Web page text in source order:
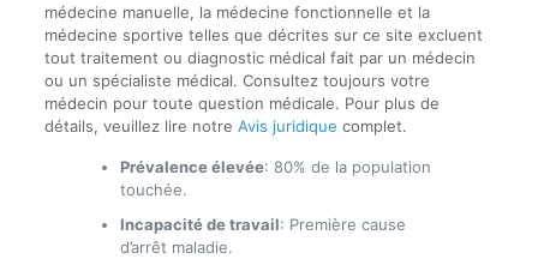
médecine manuelle, la médecine fonctionnelle et la
médecine sportive telles que décrites sur ce site excluent
tout traitement ou diagnostic médical fait par un médecin
ou un spécialiste médical. Consultez toujours votre
médecin pour toute question médicale. Pour plus de
détails, veuillez lire notre Avis juridique complet.
Prévalence élevée: 80% de la population
touchée.
Incapacité de travail: Première cause
d’arrêt maladie.